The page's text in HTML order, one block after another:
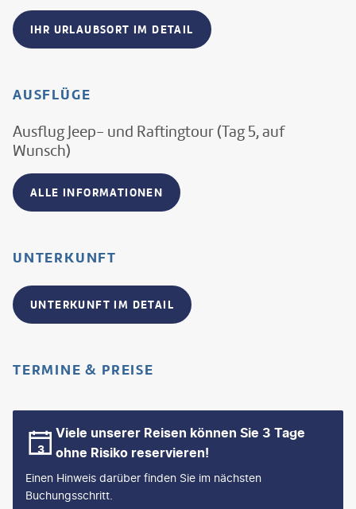
IHR URLAUBSORT IM DETAIL
AUSFLÜGE
Ausflug Jeep- und Raftingtour (Tag 5, auf
Wunsch)
ALLE INFORMATIONEN
UNTERKUNFT
UNTERKUNFT IM DETAIL
TERMINE & PREISE
Viele unserer Reisen können Sie 3 Tage
ohne Risiko reservieren!
Einen Hinweis darüber finden Sie im nächsten
Buchungsschritt.